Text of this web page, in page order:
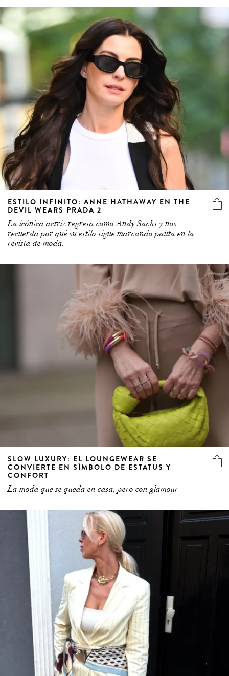
ESTILO INFINITO: ANNE HATHAWAY EN THE
DEVIL WEARS PRADA 2
La icónica actriz regresa como Andy Sachs y nos
recuerda por qué su estilo sigue marcando pauta en la
revista de moda.
SLOW LUXURY: EL LOUNGEWEAR SE
CONVIERTE EN SÍMBOLO DE ESTATUS Y
CONFORT
La moda que se queda en casa, pero con glamour